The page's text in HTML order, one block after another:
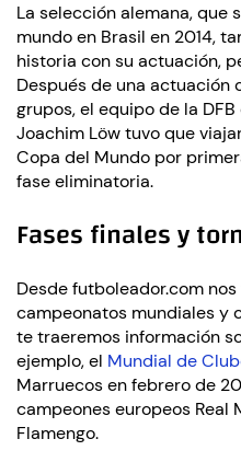
La selección alemana, que
mundo en Brasil en 2014,
historia con su actuación,
Después de una actuación
grupos, el equipo de la
Joachim Löw tuvo que
Copa del Mundo por
fase eliminatoria.
Fases finales y
Desde futboleador.com
campeonatos mundiales y
te traeremos información
ejemplo, el Mundial de
Marruecos en febrero de
campeones europeos Real
Flamengo.